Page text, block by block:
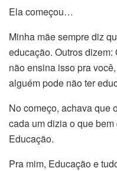
Ela começou…
Minha mãe sempre diz
educação. Outros
não ensina isso pra
alguém pode não ter
No começo, achava que
cada um dizia o que
Educação.
Pra mim, Educação e